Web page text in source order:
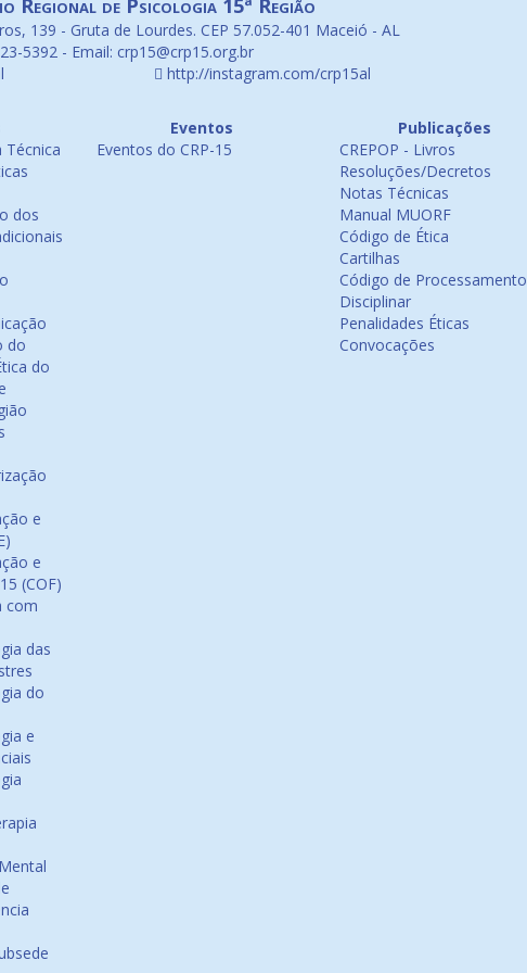
Regional de Psicologia 15ª Região
139 - Gruta de Lourdes. CEP 57.052-401 Maceió - AL
5392 - Email: crp15@crp15.org.br
http://instagram.com/crp15al
Técnica
dos
do
do
e
e
(COF)
com
das
do
e
Eventos
Eventos do CRP-15
Publicações
CREPOP - Livros
Resoluções/Decretos
Notas Técnicas
Manual MUORF
Código de Ética
Cartilhas
Código de Processamento
Disciplinar
Penalidades Éticas
Convocações